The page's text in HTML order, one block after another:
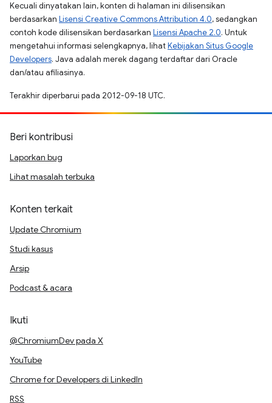
Kecuali dinyatakan lain, konten di halaman ini dilisensikan
berdasarkan Lisensi Creative Commons Attribution 4.0, sedangkan
contoh kode dilisensikan berdasarkan Lisensi Apache 2.0. Untuk
mengetahui informasi selengkapnya, lihatKebijakan Situs Google
Developers. Java adalah merek dagang terdaftar dari Oracle
dan/atau afiliasinya.
Terakhir diperbarui pada 2012-09-18 UTC.
Beri kontribusi
Laporkan bug
Lihat masalah terbuka
Konten terkait
Update Chromium
Studi kasus
Arsip
Podcast & acara
Ikuti
@ChromiumDev pada X
YouTube
Chrome for Developers di LinkedIn
RSS